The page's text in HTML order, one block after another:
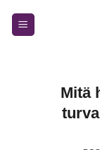
Mitä